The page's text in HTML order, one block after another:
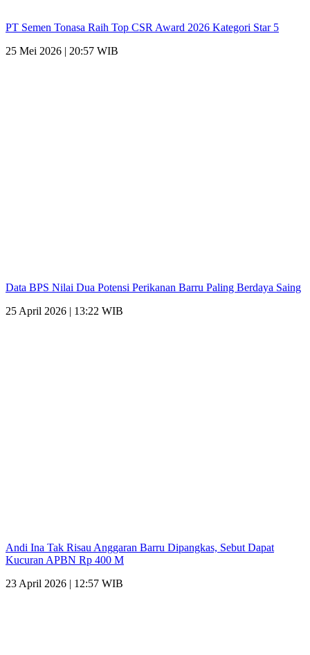
PT Semen Tonasa Raih Top CSR Award 2026 Kategori Star 5
25 Mei 2026 | 20:57 WIB
Data BPS Nilai Dua Potensi Perikanan Barru Paling Berdaya Saing
25 April 2026 | 13:22 WIB
Andi Ina Tak Risau Anggaran Barru Dipangkas, Sebut Dapat
Kucuran APBN Rp 400 M
23 April 2026 | 12:57 WIB